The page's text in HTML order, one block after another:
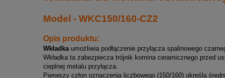
Model - WKC150/160-CZ2
Opis produktu:
Wkładkaumożliwia podłączenie przyłącza spalinowego
Wkładka ta zabezpiecza trójnik komina ceramicznego przed
cieplnej metalu przyłącza.
Pierwszy człon oznaczenia liczbowego (150/160) określa